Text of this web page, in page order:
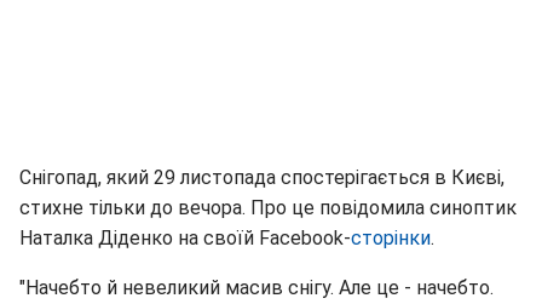
Снігопад, який 29 листопада спостерігається в Києві,
стихне тільки до вечора. Про це повідомила синоптик
Наталка Діденко на своїй Facebook-сторінки.
"Начебто й невеликий масив снігу. Але це - начебто.